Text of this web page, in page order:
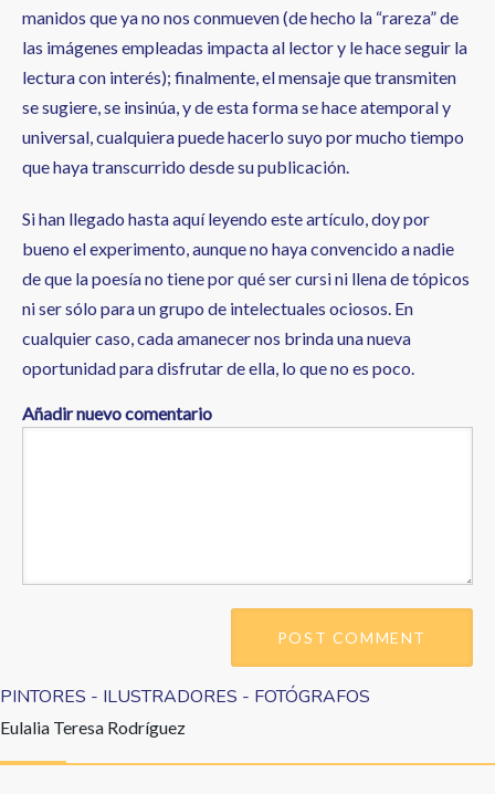
manidos que ya no nos conmueven (de hecho la “rareza” de
las imágenes empleadas impacta al lector y le hace seguir la
lectura con interés); finalmente, el mensaje que transmiten
se sugiere, se insinúa, y de esta forma se hace atemporal y
universal, cualquiera puede hacerlo suyo por mucho tiempo
que haya transcurrido desde su publicación.
Si han llegado hasta aquí leyendo este artículo, doy por
bueno el experimento, aunque no haya convencido a nadie
de que la poesía no tiene por qué ser cursi ni llena de tópicos
ni ser sólo para un grupo de intelectuales ociosos. En
cualquier caso, cada amanecer nos brinda una nueva
oportunidad para disfrutar de ella, lo que no es poco.
Añadir nuevo comentario
PINTORES - ILUSTRADORES - FOTÓGRAFOS
Eulalia Teresa Rodríguez